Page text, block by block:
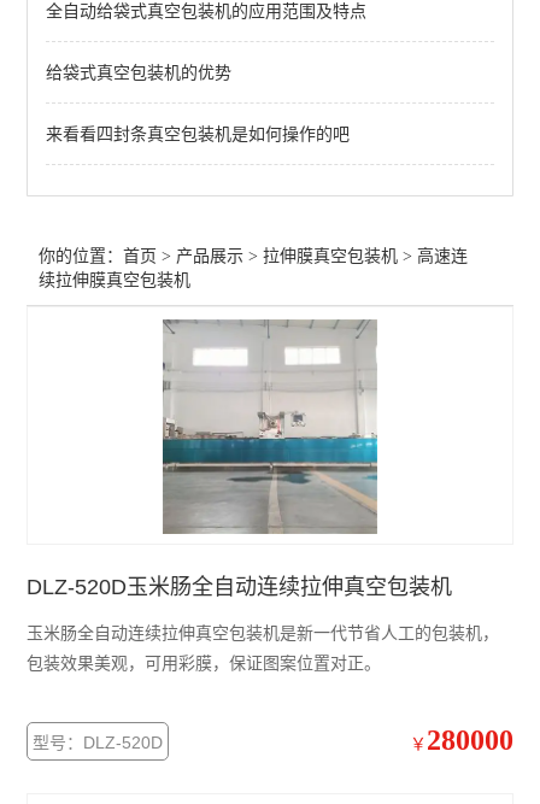
查看全部 >>
全自动给袋式真空包装机的应用范围及特点
给袋式真空包装机的优势
来看看四封条真空包装机是如何操作的吧
你的位置：首页 > 产品展示 >拉伸膜真空包装机 > 高速连
续拉伸膜真空包装机
DLZ-520D玉米肠全自动连续拉伸真空包装机
玉米肠全自动连续拉伸真空包装机是新一代节省人工的包装机，
包装效果美观，可用彩膜，保证图案位置对正。
型号：DLZ-520D ￥ 280000